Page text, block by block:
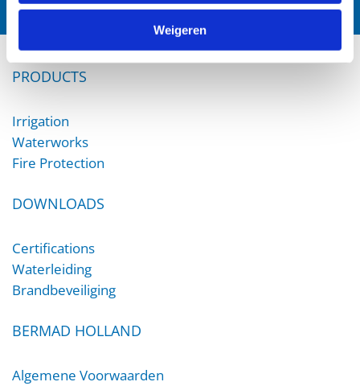
Weigeren
PRODUCTS
Irrigation
Waterworks
Fire Protection
DOWNLOADS
Certifications
Waterleiding
Brandbeveiliging
BERMAD HOLLAND
Algemene Voorwaarden